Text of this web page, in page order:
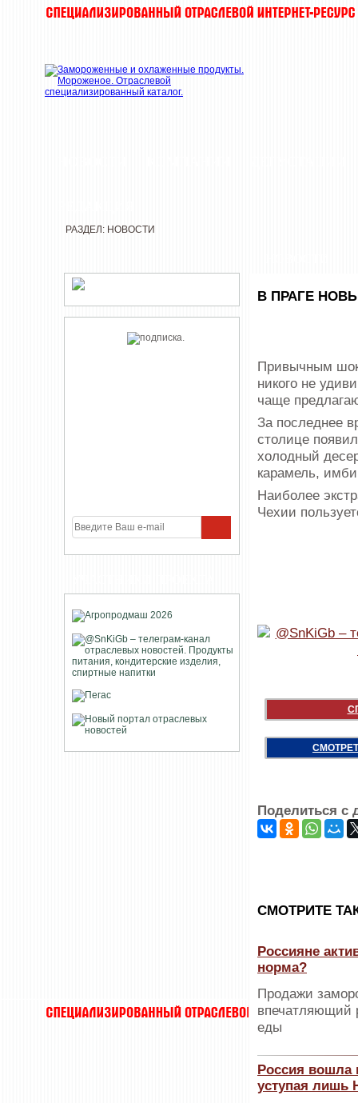
РАЗДЕЛ: НОВОСТИ
В ПРАГЕ
Привычным
никого не
чаще
За последнее
столице
холодный
карамель,
Наиболее
Чехии
Поделиться с
CМОТРИТЕ
Россияне
норма?
Продажи
впечатляющий
еды
Россия вошла
уступая лишь